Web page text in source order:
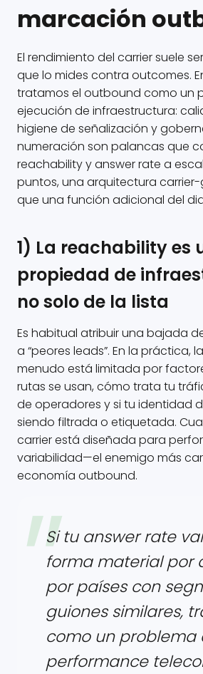
marcación
El rendimiento del carrier suele
que lo mides contra outcomes.
tratamos el outbound como un
ejecución de infraestructura:
higiene de señalización y
numeración son palancas que
reachability y answer rate a
puntos, una arquitectura
que una función adicional del
1) La reachability es
propiedad de
no solo de la lista
Es habitual atribuir una bajada
a “peores leads”. En la práctica,
menudo está limitada por
rutas se usan, cómo trata tu
de operadores y si tu identidad
siendo filtrada o etiquetada.
carrier está diseñada para
variabilidad—el enemigo más
economía outbound.
Si tu answer rate
forma material por
por países con
guiones similares,
como un problema
performance